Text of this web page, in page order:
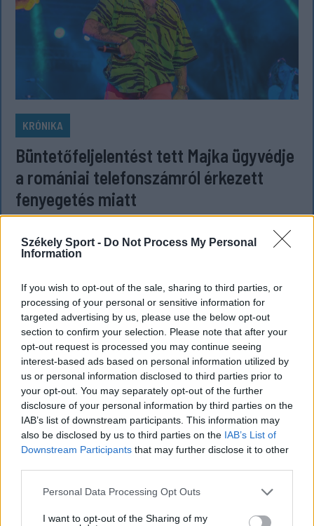
Székely Sport - Do Not Process My Personal
Information
If you wish to opt-out of the sale, sharing to third parties, or
processing of your personal or sensitive information for
targeted advertising by us, please use the below opt-out
section to confirm your selection. Please note that after your
opt-out request is processed you may continue seeing
interest-based ads based on personal information utilized by
us or personal information disclosed to third parties prior to
your opt-out. You may separately opt-out of the further
disclosure of your personal information by third parties on the
IAB’s list of downstream participants. This information may
also be disclosed by us to third parties on the IAB’s List of
Downstream Participants that may further disclose it to other
Personal Data Processing Opt Outs
I want to opt-out of the Sharing of my
KRÓNIKA
Büntetőfeljelentést tett Majka ügyvédje
a romániai telefonszámról érkezett
fenyegetés miatt
romániai jogi képviselője a sepsiszentgyörgyi Sic
Feszt fesztiválra tervezett koncert lemondását
FŐTÉR